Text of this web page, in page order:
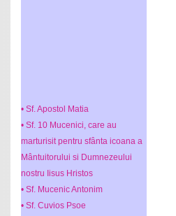
• Sf. Apostol Matia
• Sf. 10 Mucenici, care au
marturisit pentru sfânta icoana a
Mântuitorului si Dumnezeului
nostru Iisus Hristos
• Sf. Mucenic Antonim
• Sf. Cuvios Psoe